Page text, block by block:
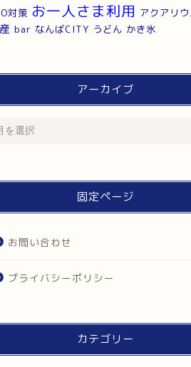
対策 お一人さま利用 アクアリ
bar なんばCITY うどん かき氷
アーカイブ
固定ページ
お問い合わせ
プライバシーポリシー
カテゴリー